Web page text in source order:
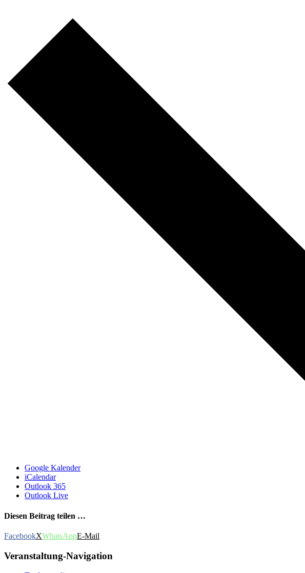
Google Kalender
iCalendar
Outlook 365
Outlook Live
Diesen Beitrag teilen …
FacebookXWhatsAppE-Mail
Veranstaltung-Navigation